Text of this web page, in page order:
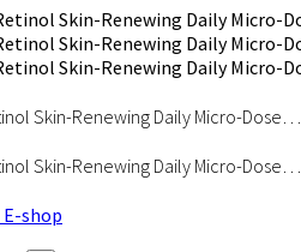
Skin-Renewing Daily Micro-Dose…
Skin-Renewing Daily Micro-Dose…
shop